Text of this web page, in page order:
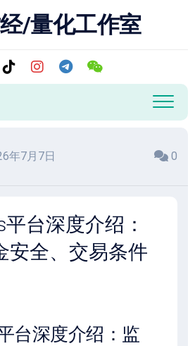
/量化工作室
年7月7日 0
台深度介绍：
安全、交易条件
台深度介绍：监